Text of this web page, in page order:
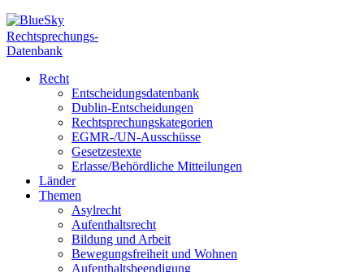
Rechtsprechungs-
Datenbank
Recht
Entscheidungsdatenbank
Dublin-Entscheidungen
Rechtsprechungskategorien
EGMR-/UN-Ausschüsse
Gesetzestexte
Erlasse/Behördliche Mitteilungen
Länder
Themen
Asylrecht
Aufenthaltsrecht
Bildung und Arbeit
Bewegungsfreiheit und Wohnen
Aufenthaltsbeendigung